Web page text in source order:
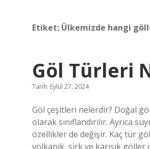
Etiket: Ülkemizde hangi
Göl Türleri
Tarih: Eylül 27, 2024
Göl çeşitleri nelerdir? Doğal
olarak sınıflandırılır. Ayrıca
özellikler de değişir. Kaç tür
volkanik, sirk ve karışık göller